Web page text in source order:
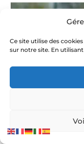
Ce site utilise des
sur notre site. En